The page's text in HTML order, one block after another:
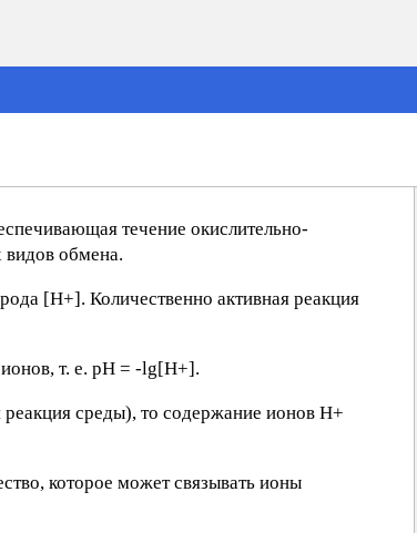
течение окислительно-
видов обмена.
[Н+]. Количественно активная реакция
т. е. pH = -lg[H+].
среды), то содержание ионов Н+
которое может связывать ионы